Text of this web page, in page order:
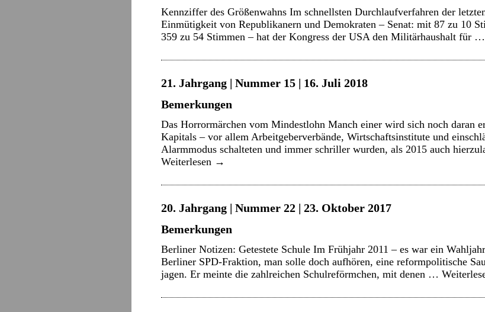
Kennziffer des Größenwahns Im schnellsten Durchlaufverfahren der
Einmütigkeit von Republikanern und Demokraten – Senat: mit 87 zu 10
359 zu 54 Stimmen – hat der Kongress der USA den Militärhaushalt für …
21. Jahrgang | Nummer 15 | 16. Juli 2018
Bemerkungen
Das Horrormärchen vom Mindestlohn Manch einer wird sich noch daran
Kapitals – vor allem Arbeitgeberverbände, Wirtschaftsinstitute und
Alarmmodus schalteten und immer schriller wurden, als 2015 auch
Weiterlesen →
20. Jahrgang | Nummer 22 | 23. Oktober 2017
Bemerkungen
Berliner Notizen: Getestete Schule Im Frühjahr 2011 – es war ein
Berliner SPD-Fraktion, man solle doch aufhören, eine reformpolitische
jagen. Er meinte die zahlreichen Schulreförmchen, mit denen …